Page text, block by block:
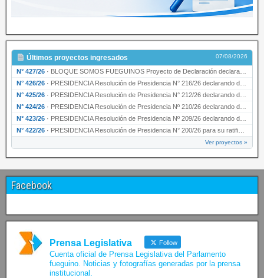
Últimos proyectos ingresados 07/08/2026
N° 427/26 · BLOQUE SOMOS FUEGUINOS Proyecto de Declaración declarando de interés provincial PRESIDENCI…
N° 426/26 · PRESIDENCIA Resolución de Presidencia N° 216/26 declarando de interés provincial la labor …
N° 425/26 · PRESIDENCIA Resolución de Presidencia N° 212/26 declarando de interés provincial el “50° A…
N° 424/26 · PRESIDENCIA Resolución de Presidencia Nº 210/26 declarando de interés provincial el proyec…
N° 423/26 · PRESIDENCIA Resolución de Presidencia Nº 209/26 declarando de interés provincial la presen…
N° 422/26 · PRESIDENCIA Resolución de Presidencia N° 200/26 para su ratificación.
Ver proyectos »
Facebook
Prensa Legislativa Follow
Cuenta oficial de Prensa Legislativa del Parlamento
fueguino. Noticias y fotografías generadas por la prensa
institucional.